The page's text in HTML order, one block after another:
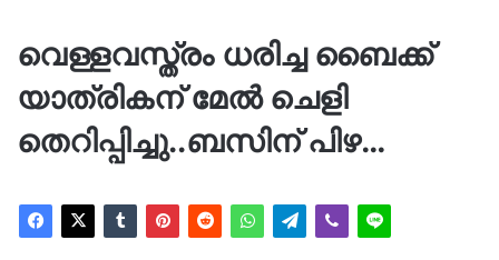
വെള്ളവസ്ത്രം ധരിച്ച ബൈക്ക്
യാത്രികന് മേല്‍ ചെളി
തെറിപ്പിച്ചു..ബസിന് പിഴ…